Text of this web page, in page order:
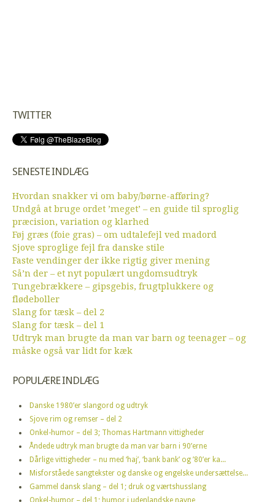
TWITTER
SENESTE INDLÆG
Hvordan snakker vi om baby/børne-afføring?
Undgå at bruge ordet ’meget’ – en guide til sproglig
præcision, variation og klarhed
Føj græs (foie gras) – om udtalefejl ved madord
Sjove sproglige fejl fra danske stile
Faste vendinger der ikke rigtig giver mening
Så’n der – et nyt populært ungdomsudtryk
Tungebrækkere – gipsgebis, frugtplukkere og
flødeboller
Slang for tæsk – del 2
Slang for tæsk – del 1
Udtryk man brugte da man var barn og teenager – og
måske også var lidt for kæk
POPULÆRE INDLÆG
Danske 1980’er slangord og udtryk
Sjove rim og remser – del 2
Onkel-humor – del 3; Thomas Hartmann vittigheder
Åndede udtryk man brugte da man var barn i 90’erne
Dårlige vittigheder – nu med ‘haj’, ‘bank bank’ og ’80’er ka...
Misforståede sangtekster og danske og engelske undersættelse...
Gammel dansk slang – del 1; druk og værtshusslang
Onkel-humor – del 1; humor i udenlandske navne